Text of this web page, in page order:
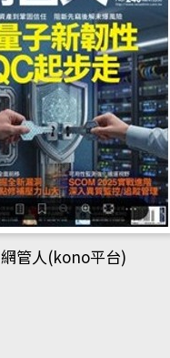
網管人(kono平台)